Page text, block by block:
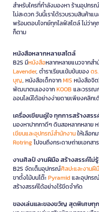
สำหรับใครที่กำลังมองหา ร้านอุปกร
ไม่สะดวก วันนี้เราได้รวบรวมสินค้าแ
พร้อมตอบโจทย์ทุกไลฟ์สไตล์ ไม่ว่า
ก็ตาม
หนังสือหลากหลายสไตล์
B2S มีหนังสือหลากหลายแนวจากส
Lavender, ตำราเรียนเข้มข้นของด
บุญ, หนังสือเด็กจากMIS หนังสือจิต
พัฒนาตนเองจากKOOB และวรรณ
ออนไลน์ได้อย่างง่ายดายเพียงคลิกเ
เครื่องเขียนคู่ใจ ทุกการสร้างสรร
มองหาปากกาดีๆ ดินสอหลากหลาย
เขียนและอุปกรณ์สำนักงานให้เลือก
Rotringไปจนถึงกระดาษถ่ายเอกสาร
งานศิลป์ งานฝีมือ สร้างสรรค์ไม่
B2S จัดเต็มอุปกรณ์ศิลปะและงานฝี
ขาตั้งไม้บนโต๊ะPyramidและอุปกร
สร้างสรรค์ได้อย่างไร้ขีดจำกัด
ของเล่นและของขวัญ สุดพิเศษทุ